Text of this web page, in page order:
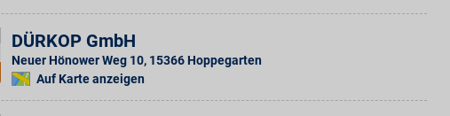
DÜRKOP GmbH
Neuer Hönower Weg 10, 15366 Hoppegarten
Auf Karte anzeigen